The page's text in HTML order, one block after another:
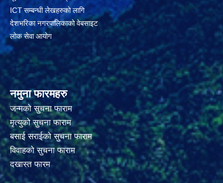
ICT सम्बन्धी लेखहरुको लागि
देशभरिका नगरपालिकाको वेबसाइट
लोक सेवा आयोग
नमुना फारमहरु
जन्मको सुचना फाराम
मृत्युको सुचना फाराम
बसाई सराईको सुचना फाराम
विवाहको सुचना फाराम
दखास्त फारम